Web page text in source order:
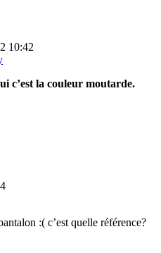
10:42
c’est la couleur moutarde.
:( c’est quelle référence?